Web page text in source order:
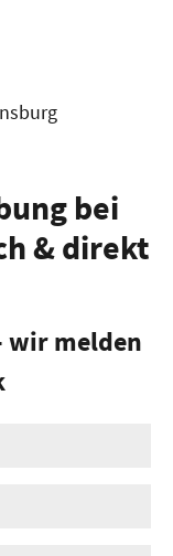
bei
& direkt
wir melden